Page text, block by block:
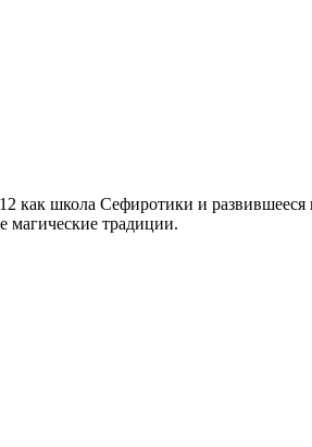
как школа Сефиротики и
магические традиции.